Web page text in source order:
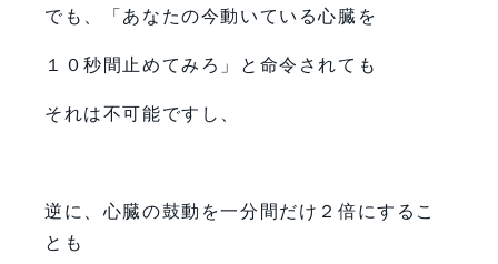
でも、「あなたの今動いている心臓を
１０秒間止めてみろ」と命令されても
それは不可能ですし、
逆に、心臓の鼓動を一分間だけ２倍にするこ
とも